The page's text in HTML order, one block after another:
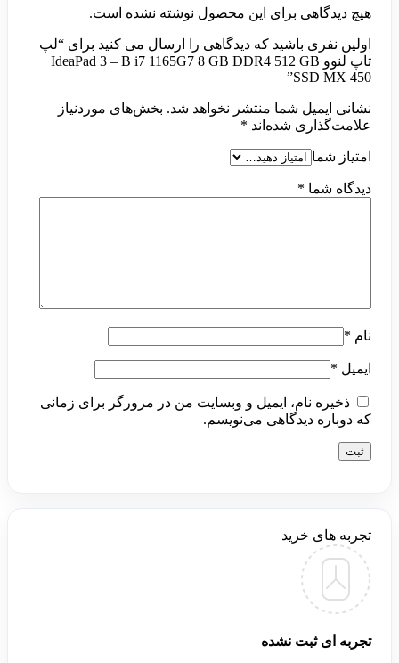
هیچ دیدگاهی برای این محصول نوشته نشده است.
اولین نفری باشید که دیدگاهی را ارسال می کنید برای “لپ
تاپ لنوو IdeaPad 3 – B i7 1165G7 8 GB DDR4 512 GB
SSD MX 450”
نشانی ایمیل شما منتشر نخواهد شد. بخش‌های موردنیاز
علامت‌گذاری شده‌اند *
امتیاز شما
دیدگاه شما *
نام *
ایمیل *
ذخیره نام، ایمیل و وبسایت من در مرورگر برای زمانی
که دوباره دیدگاهی می‌نویسم.
تجربه های خرید
تجربه ای ثبت نشده